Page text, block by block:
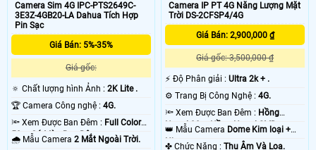
Camera Sim 4G IPC-PTS2649C-
3E3Z-4GB20-LA Dahua Tích Hợp
Pin Sạc
Giá Bán: 5%-35%
Giá gốc:
🔅 Chất lượng hình Ảnh : 2K Lite .
🏆 Camera Công nghệ : 4G.
🔦 Xem Được Ban Đêm : Full Color
50m Có Màu Ban Ðêm.
🌧️ Mẫu Camera 2 Mắt Ngoài Trời.
Camera IP PT 4G Năng Lượng Mặt
Trời DS-2CFSP4/4G
Giá Bán: 2,900,000 ₫
Giá gốc: 3,500,000 ₫
️⚡ Độ Phân giải :Ultra 2k + .
⚙ Trang Bị Công Nghệ :4G.
🔦 Xem Được Ban Đêm : Hồng
Ngoại 30m Hồng Ngoại SMD.
👑 Mẫu Camera Dome Kim loại +
Nhựa.
️✤ Chức Năng :Thu Âm Và Loa.